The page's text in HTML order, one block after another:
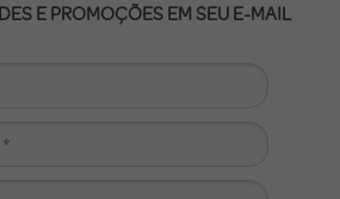
E PROMOÇÕES EM SEU E-MAIL